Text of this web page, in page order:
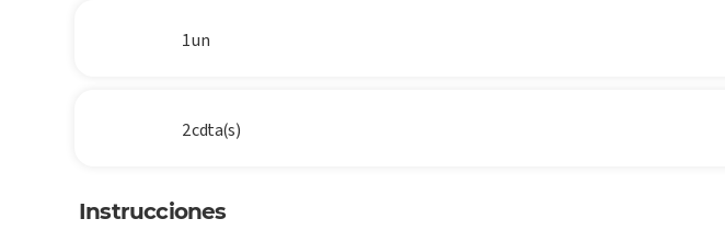
1 un
2 cdta(s)
Instrucciones